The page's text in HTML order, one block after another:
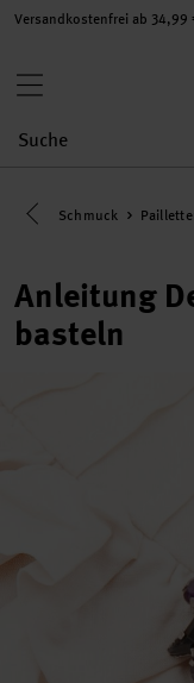
Versandkostenfrei ab 34,99
Eine Kategorie
Schmuck
Anleitung
basteln